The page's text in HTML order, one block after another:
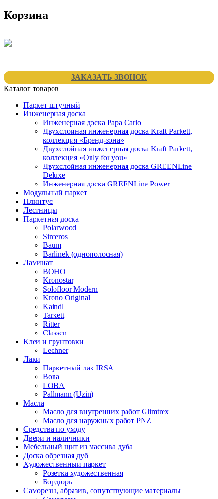
Корзина
ЗАКАЗАТЬ ЗВОНОК
Каталог товаров
Паркет штучный
Инженерная доска
Инженерная доска Papa Carlo
Двухслойная инженерная доска Kraft Parkett,
коллекция «Бренд-зона»
Двухслойная инженерная доска Kraft Parkett,
коллекция «Only for you»
Двухслойная инженерная доска GREENLine
Deluxe
Инженерная доска GREENLine Power
Модульный паркет
Плинтус
Лестницы
Паркетная доска
Polarwood
Sinteros
Baum
Barlinek (однополосная)
Ламинат
BOHO
Kronostar
Solofloor Modern
Krono Original
Kaindl
Tarkett
Ritter
Classen
Клеи и грунтовки
Lechner
Лаки
Паркетный лак IRSA
Bona
LOBA
Pallmann (Uzin)
Масла
Масло для внутренних работ Glimtrex
Масло для наружных работ PNZ
Средства по уходу
Двери и наличники
Мебельный щит из массива дуба
Доска обрезная дуб
Художественный паркет
Розетка художественная
Бордюры
Саморезы, абразив, сопутствующие материалы